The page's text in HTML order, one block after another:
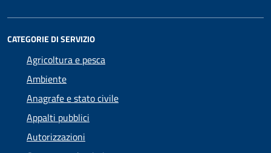
CATEGORIE DI SERVIZIO
Agricoltura e pesca
Ambiente
Anagrafe e stato civile
Appalti pubblici
Autorizzazioni